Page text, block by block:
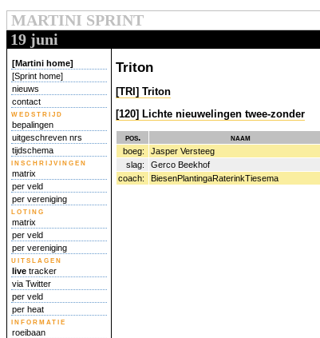
MARTINI SPRINT
19 juni
[Martini home]
[Sprint home]
nieuws
contact
wedstrijd
bepalingen
uitgeschreven nrs
tijdschema
inschrijvingen
matrix
per veld
per vereniging
loting
matrix
per veld
per vereniging
uitslagen
live tracker
via Twitter
per veld
per heat
informatie
roeibaan
Triton
[TRI] Triton
[120] Lichte nieuwelingen twee-zonder
pos. naam
boeg: Jasper Versteeg
slag:
Gerco Beekhof
coach:
BiesenPlantingaRaterinkTiesema